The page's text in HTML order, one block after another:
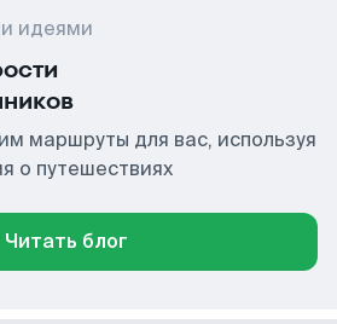
идеями
маршруты для вас, используя
о путешествиях
Читать блог